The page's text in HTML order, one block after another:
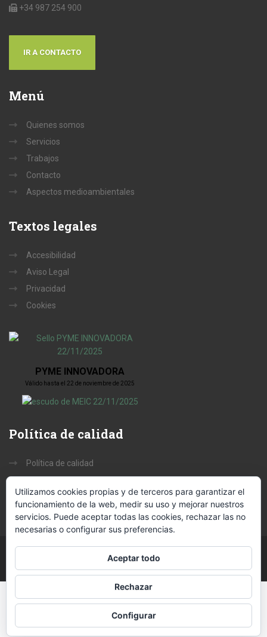
+34 987 254 900
IR A CONTACTO
Menú
Quienes somos
Servicios
Trabajos
Contacto
Aspectos medioambientales
Textos legales
Accesibilidad
Aviso Legal
Privacidad
Cookies
PYME INNOVADORA
Válido hasta el 22 de noviembre de 2025
Política de calidad
Política de calidad
Misión, Visión y Valores
Copyright 2020 Coterram S.L. - Todos los derechos reservados
Utilizamos cookies propias y de terceros para garantizar el
funcionamiento de la web, medir su uso y mejorar nuestros
servicios. Puede aceptar todas las cookies, rechazar las no
necesarias o configurar sus preferencias.
Aceptar todo
Rechazar
Configurar